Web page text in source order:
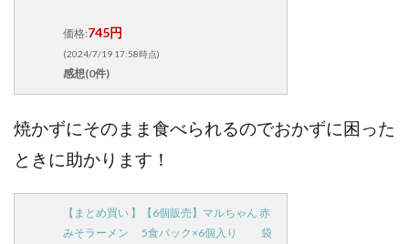
価格:745円
(2024/7/19 17:58時点)
感想(0件)
焼かずにそのまま食べられるのでおかずに困った
ときに助かります！
【まとめ買い 】【6個販売】マルちゃん 赤
みそラーメン 5食パック×6個入り 袋